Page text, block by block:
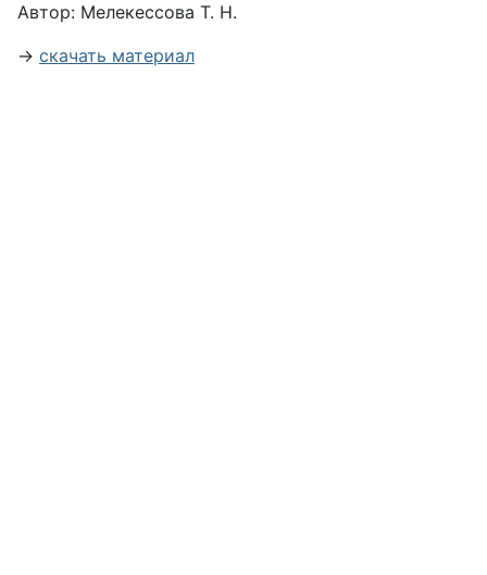
Автор: Мелекессова Т. Н.
→ скачать материал